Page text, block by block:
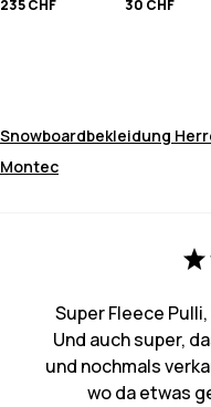
235 CHF
30 CHF
Snowboardbekleidung
Montec
Super Fleece
Und auch super,
und nochmals
wo da etwas